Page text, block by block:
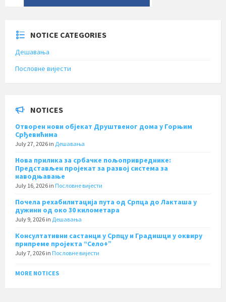
NOTICE CATEGORIES
Дешавања
Пословне вијести
NOTICES
Отворен нови објекат Друштвеног дома у Горњим
Срђевићима
July 27, 2026 in Дешавања
Нова прилика за србачке пољопривреднике:
Представљен пројекат за развој система за
наводњавање
July 16, 2026 in Пословне вијести
Почела рехабилитација пута од Српца до Лакташа у
дужини од око 30 километара
July 9, 2026 in Дешавања
Консултативни састанци у Српцу и Градишци у оквиру
припреме пројекта “Село+”
July 7, 2026 in Пословне вијести
MORE NOTICES